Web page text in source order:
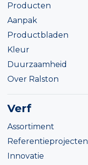
Producten
Aanpak
Productbladen
Kleur
Duurzaamheid
Over Ralston
Verf
Assortiment
Referentieprojecten
Innovatie